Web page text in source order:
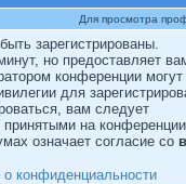
Для просмотра
зарегистрированы.
но предоставляет
конференции
для
вам следует
принятыми на
означает согласие со
конфиденциальности